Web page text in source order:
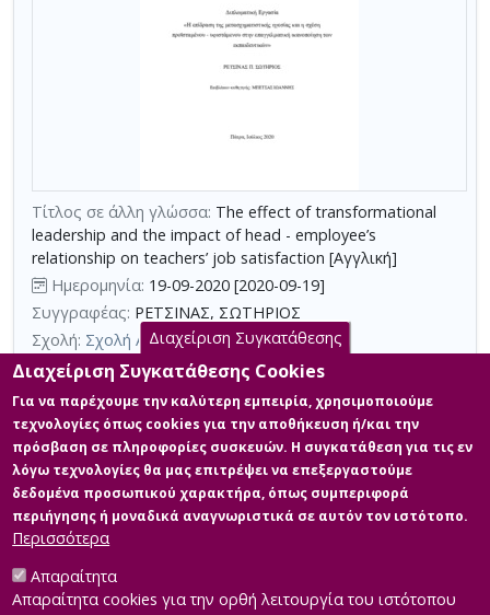
χρήση
επιπλέον
κριτηρίων
αναζήτησης
Τίτλος σε άλλη γλώσσα: The effect of transformational
leadership and the impact of head - employee’s
relationship on teachers’ job satisfaction [Αγγλική]
Ημερομηνία: 19-09-2020 [2020-09-19]
Συγγραφέας: ΡΕΤΣΙΝΑΣ, ΣΩΤΗΡΙΟΣ
Σχολή: Σχολή Ανθρωπιστικών Επιστημών
Τμήμα: Επιστήμες της Αγωγής (ΕΚΠ)
Περίληψη (Abstract):
Τα τελευταία χρόνια η ερευνητική κοινότητα
έχει εστιάσει στην καταλληλόλητα και την αποτελεσματικότητα
της μετασχηματιστικής ηγεσίας στην επαγγελματική ικανοποίηση
στους εκπαιδευτικούς οργανισμούς. Η θεωρία συναλλαγής
ηγέτη-μέλους (Leader-Member exchange theory- LMX)
επικεντρώνεται στην ποιότητα των σχέσεων μεταξύ ηγετών και
υφισταμένων και επηρεάζει με πολλούς τρόπους την
εκπαιδευτική κοινότητα. ...
Διαχείριση Συγκατάθεσης
Διαχείριση Συγκατάθεσης Cookies
Για να παρέχουμε την καλύτερη εμπειρία, χρησιμοποιούμε
τεχνολογίες όπως cookies για την αποθήκευση ή/και την
πρόσβαση σε πληροφορίες συσκευών. Η συγκατάθεση για τις εν
λόγω τεχνολογίες θα μας επιτρέψει να επεξεργαστούμε
δεδομένα προσωπικού χαρακτήρα, όπως συμπεριφορά
περιήγησης ή μοναδικά αναγνωριστικά σε αυτόν τον ιστότοπο.
Περισσότερα
Απαραίτητα
Απαραίτητα cookies για την ορθή λειτουργία του ιστότοπου